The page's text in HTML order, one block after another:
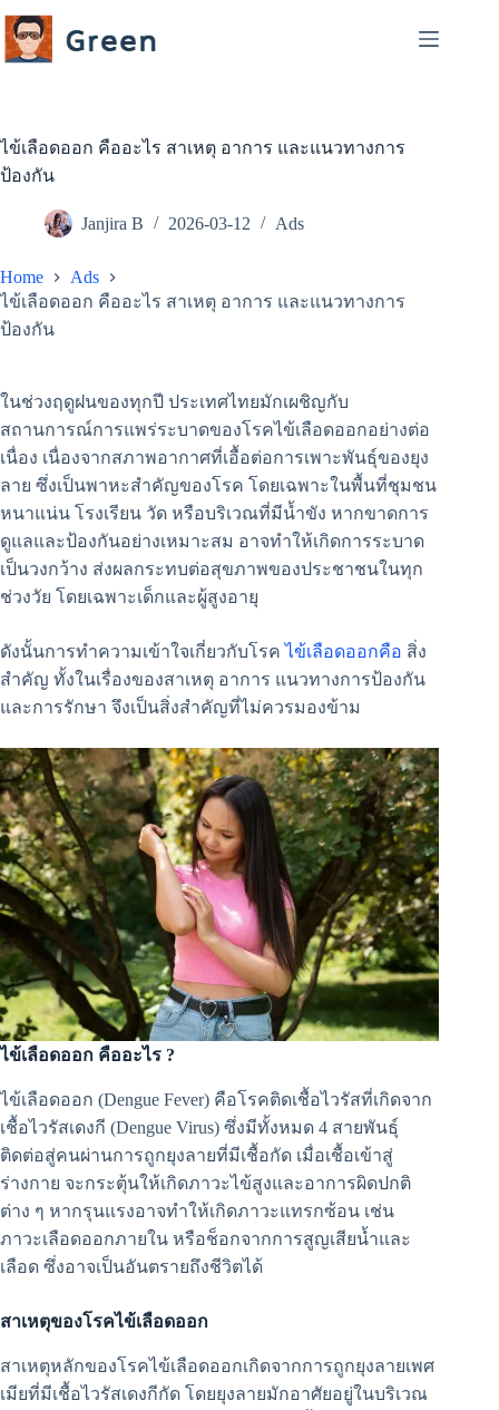
to
content
ไข้เลือดออก คืออะไร สาเหตุ อาการ และแนวทางการ
ป้องกัน
Janjira B 2026-03-12 Ads
Home
Ads
ไข้เลือดออก คืออะไร สาเหตุ อาการ และแนวทางการ
ป้องกัน
ในช่วงฤดูฝนของทุกปี ประเทศไทยมักเผชิญกับ
สถานการณ์การแพร่ระบาดของโรคไข้เลือดออกอย่างต่อ
เนื่อง เนื่องจากสภาพอากาศที่เอื้อต่อการเพาะพันธุ์ของยุง
ลาย ซึ่งเป็นพาหะสำคัญของโรค โดยเฉพาะในพื้นที่ชุมชน
หนาแน่น โรงเรียน วัด หรือบริเวณที่มีน้ำขัง หากขาดการ
ดูแลและป้องกันอย่างเหมาะสม อาจทำให้เกิดการระบาด
เป็นวงกว้าง ส่งผลกระทบต่อสุขภาพของประชาชนในทุก
ช่วงวัย โดยเฉพาะเด็กและผู้สูงอายุ
ดังนั้นการทำความเข้าใจเกี่ยวกับโรคไข้เลือดออกคือ สิ่ง
สำคัญ ทั้งในเรื่องของสาเหตุ อาการ แนวทางการป้องกัน
และการรักษา จึงเป็นสิ่งสำคัญที่ไม่ควรมองข้าม
ไข้เลือดออก คืออะไร ?
ไข้เลือดออก (Dengue Fever) คือโรคติดเชื้อไวรัสที่เกิดจาก
เชื้อไวรัสเดงกี (Dengue Virus) ซึ่งมีทั้งหมด 4 สายพันธุ์
ติดต่อสู่คนผ่านการถูกยุงลายที่มีเชื้อกัด เมื่อเชื้อเข้าสู่
ร่างกาย จะกระตุ้นให้เกิดภาวะไข้สูงและอาการผิดปกติ
ต่าง ๆ หากรุนแรงอาจทำให้เกิดภาวะแทรกซ้อน เช่น
ภาวะเลือดออกภายใน หรือช็อกจากการสูญเสียน้ำและ
เลือด ซึ่งอาจเป็นอันตรายถึงชีวิตได้
สาเหตุของโรคไข้เลือดออก
สาเหตุหลักของโรคไข้เลือดออกเกิดจากการถูกยุงลายเพศ
เมียที่มีเชื้อไวรัสเดงกีกัด โดยยุงลายมักอาศัยอยู่ในบริเวณ